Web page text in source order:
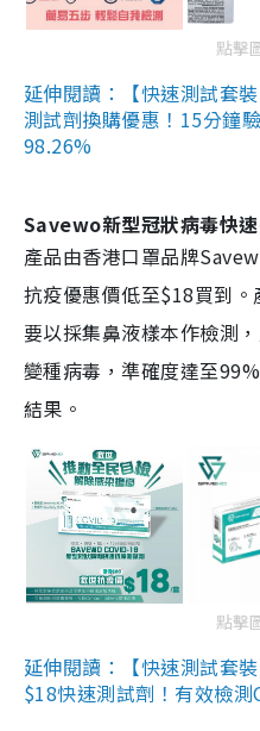
點擊
延伸閱讀：【快速測試套
測試劑換購優惠！15分鐘
98.26%
Savewo新型冠狀病毒快
產品由香港口罩品牌
抗疫優惠價低至$18買到
要以採集鼻液樣本作檢測
變種病毒，準確度達至
結果。
點擊
延伸閱讀：【快速測試套
$18快速測試劑！有效檢